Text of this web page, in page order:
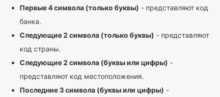
Первые 4 символа (только буквы) - представляют код
банка.
Следующие 2 символа (только буквы) - представляют
код страны.
Следующие 2 символа (буквы или цифры) -
представляют код местоположения.
Последние 3 символа (буквы или цифры) -